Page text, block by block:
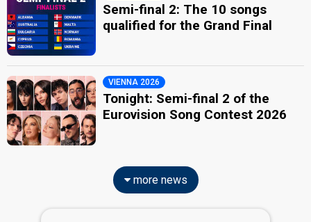
Semi-final 2: The 10 songs
qualified for the Grand Final
VIENNA 2026
Tonight: Semi-final 2 of the
Eurovision Song Contest 2026
more news